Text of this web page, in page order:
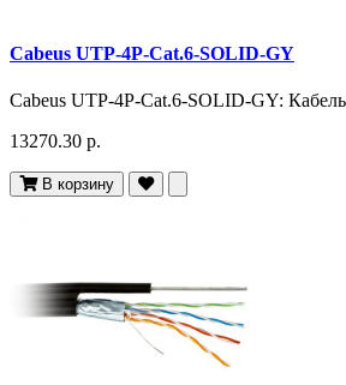
Cabeus UTP-4P-Cat.6-SOLID-GY
Cabeus UTP-4P-Cat.6-SOLID-GY:
13270.30 р.
В корзину